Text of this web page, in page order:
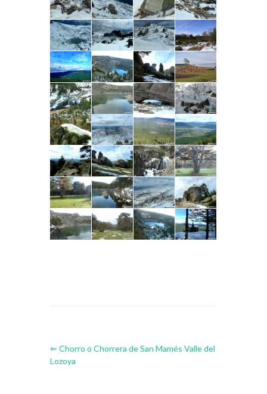
⇐ Chorro o Chorrera de San Mamés Valle del
Lozoya